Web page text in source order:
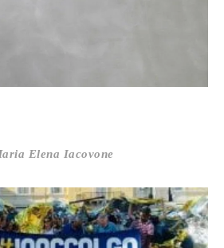
Elena Iacovone